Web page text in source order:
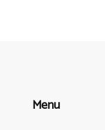
Menu